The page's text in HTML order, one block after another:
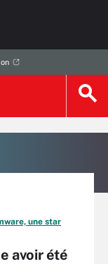
une star
avoir été